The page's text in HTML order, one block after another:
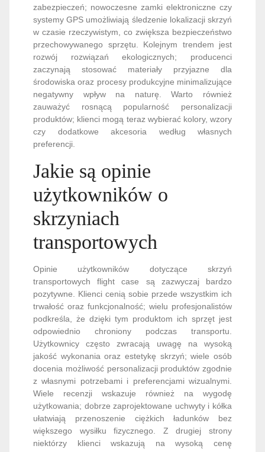
zabezpieczeń; nowoczesne zamki elektroniczne czy
systemy GPS umożliwiają śledzenie lokalizacji skrzyń
w czasie rzeczywistym, co zwiększa bezpieczeństwo
przechowywanego sprzętu. Kolejnym trendem jest
rozwój rozwiązań ekologicznych; producenci
zaczynają stosować materiały przyjazne dla
środowiska oraz procesy produkcyjne minimalizujące
negatywny wpływ na naturę. Warto również
zauważyć rosnącą popularność personalizacji
produktów; klienci mogą teraz wybierać kolory, wzory
czy dodatkowe akcesoria według własnych
preferencji.
Jakie są opinie
użytkowników o
skrzyniach
transportowych
Opinie użytkowników dotyczące skrzyń
transportowych flight case są zazwyczaj bardzo
pozytywne. Klienci cenią sobie przede wszystkim ich
trwałość oraz funkcjonalność; wielu profesjonalistów
podkreśla, że dzięki tym produktom ich sprzęt jest
odpowiednio chroniony podczas transportu.
Użytkownicy często zwracają uwagę na wysoką
jakość wykonania oraz estetykę skrzyń; wiele osób
docenia możliwość personalizacji produktów zgodnie
z własnymi potrzebami i preferencjami wizualnymi.
Wiele recenzji wskazuje również na wygodę
użytkowania; dobrze zaprojektowane uchwyty i kółka
ułatwiają przenoszenie ciężkich ładunków bez
większego wysiłku fizycznego. Z drugiej strony
niektórzy klienci wskazują na wysoką cenę